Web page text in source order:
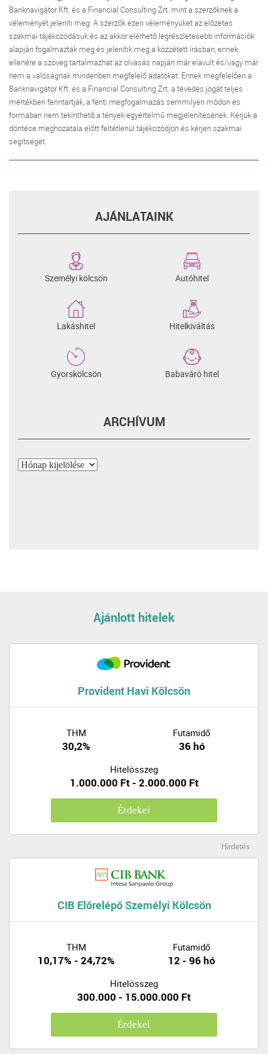
Banknavigátor Kft. és a Financial Consulting Zrt. mint a szerzőknek a
véleményét jeleníti meg. A szerzők ezen véleményüket az előzetes
szakmai tájékozódásuk és az akkor elérhető legrészletesebb információk
alapján fogalmazták meg és jelenítik meg a közzétett írásban, ennek
ellenére a szöveg tartalmazhat az olvasás napján már elavult és/vagy már
nem a valóságnak mindenben megfelelő adatokat. Ennek megfelelően a
Banknavigátor Kft. és a Financial Consulting Zrt. a tévedés jogát teljes
mértékben fenntartják, a fenti megfogalmazás semmilyen módon és
formában nem tekinthető a tények egyértelmű megjelenítésének. Kérjük a
döntése meghozatala előtt feltétlenül tájékozódjon és kérjen szakmai
segítséget.
AJÁNLATAINK
Személyi kölcsön Autóhitel
Lakáshitel Hitelkiváltás
Gyorskölcsön Babaváró hitel
ARCHÍVUM
Archívum
Ajánlott hitelek
Provident Havi Kölcsön
THM
30,2%
Futamidő
36 hó
Hitelösszeg
1.000.000 Ft - 2.000.000 Ft
Érdekel
Hirdetés
CIB Előrelépő Személyi Kölcsön
THM
10,17% - 24,72%
Futamidő
12 - 96 hó
Hitelösszeg
300.000 - 15.000.000 Ft
Érdekel